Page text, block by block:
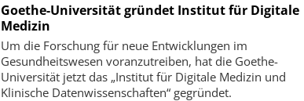
Goethe-Universität gründet Institut für Digitale
Medizin
Um die Forschung für neue Entwicklungen im
Gesundheitswesen voranzutreiben, hat die Goethe-
Universität jetzt das „Institut für Digitale Medizin und
Klinische Datenwissenschaften“ gegründet.